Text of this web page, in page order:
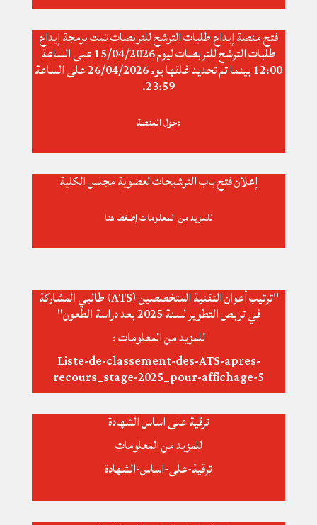
فتح منصة إيداع طلبات الترشح للتربصات تمت برمجة إيداع
طلبات الترشح للتربصات ليوم 15/04/2026 على الساعة
12:00 بينما تم تحديد غلقها يوم 26/04/2026 على الساعة
23:59.
دخول المنصة
إعلان فتح باب الترشيحات لعضوية مجلس الكلية
للمزيد من المعلومات إضغط هنا
"ترتيب أعوان التقنية المتخصصين (ATS) طالبي المشاركة
في تربص التطوير لسنة 2025 بعد دراسة الطعون"
للمزيد من المعلومات :
Liste-de-classement-des-ATS-apres-
recours_stage-2025_pour-affichage-5
ترقية على اساس الشهادة
للمزيد من المعلومات
ترقية-على-اساس-الشهادة